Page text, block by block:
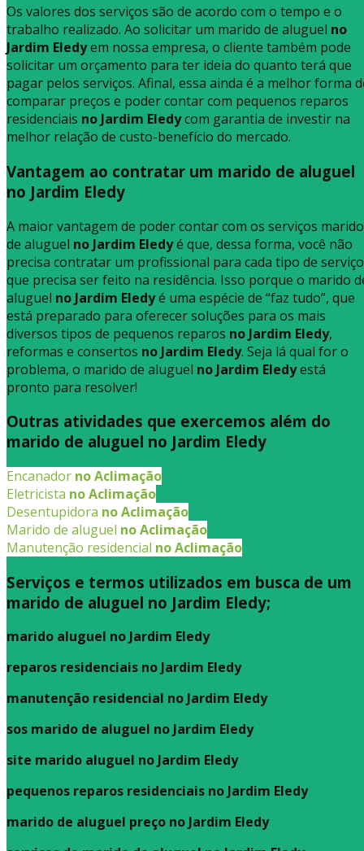
Os valores dos serviços são de acordo com o tempo e o
trabalho realizado. Ao solicitar um marido de aluguel no
Jardim Eledyem nossa empresa, o cliente também pode
solicitar um orçamento para ter ideia do quanto terá que
pagar pelos serviços. Afinal, essa ainda é a melhor forma
comparar preços e poder contar com pequenos reparos
residenciais no Jardim Eledycom garantia de investir na
melhor relação de custo-benefício do mercado.
Vantagem ao contratar um marido de aluguel
no Jardim Eledy
A maior vantagem de poder contar com os serviços marido
de aluguel no Jardim Eledyé que, dessa forma, você não
precisa contratar um profissional para cada tipo de serviço
que precisa ser feito na residência. Isso porque o marido
aluguel no Jardim Eledyé uma espécie de “faz tudo”, que
está preparado para oferecer soluções para os mais
diversos tipos de pequenos reparos no Jardim Eledy,
reformas e consertos no Jardim Eledy. Seja lá qual for o
problema, o marido de aluguel no Jardim Eledyestá
pronto para resolver!
Outras atividades que exercemos além do
marido de aluguel no Jardim Eledy
Encanador no Aclimação
Eletricista no Aclimação
Desentupidora no Aclimação
Marido de aluguel no Aclimação
Manutenção residencial no Aclimação
Serviços e termos utilizados em busca de um
marido de aluguel no Jardim Eledy;
marido aluguel no Jardim Eledy
reparos residenciais no Jardim Eledy
manutenção residencial no Jardim Eledy
sos marido de aluguel no Jardim Eledy
site marido aluguel no Jardim Eledy
pequenos reparos residenciais no Jardim Eledy
marido de aluguel preço no Jardim Eledy